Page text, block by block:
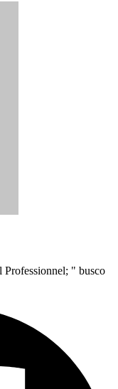
Professionnel; " busco